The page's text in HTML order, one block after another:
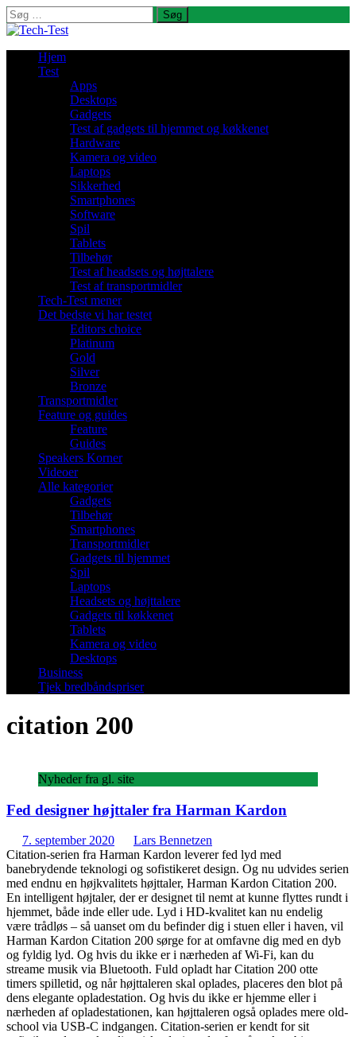
Søg
efter:
Hjem
Test
Apps
Desktops
Gadgets
Test af gadgets til hjemmet og køkkenet
Hardware
Kamera og video
Laptops
Sikkerhed
Smartphones
Software
Spil
Tablets
Tilbehør
Test af headsets og højttalere
Test af transportmidler
Tech-Test mener
Det bedste vi har testet
Editors choice
Platinum
Gold
Silver
Bronze
Transportmidler
Feature og guides
Feature
Guides
Speakers Korner
Videoer
Alle kategorier
Gadgets
Tilbehør
Smartphones
Transportmidler
Gadgets til hjemmet
Spil
Laptops
Headsets og højttalere
Gadgets til køkkenet
Tablets
Kamera og video
Desktops
Business
Tjek bredbåndspriser
citation 200
Nyheder fra gl. site
Fed designer højttaler fra Harman Kardon
7. september 2020
Lars Bennetzen
Citation-serien fra Harman Kardon leverer fed lyd med
banebrydende teknologi og sofistikeret design. Og nu udvides serien
med endnu en højkvalitets højttaler, Harman Kardon Citation 200.
En intelligent højtaler, der er designet til nemt at kunne flyttes rundt i
hjemmet, både inde eller ude. Lyd i HD-kvalitet kan nu endelig
være trådløs – så uanset om du befinder dig i stuen eller i haven, vil
Harman Kardon Citation 200 sørge for at omfavne dig med en dyb
og fyldig lyd. Og hvis du ikke er i nærheden af Wi-Fi, kan du
streame musik via Bluetooth. Fuld opladt har Citation 200 otte
timers spilletid, og når højttaleren skal oplades, placeres den blot på
dens elegante opladestation. Og hvis du ikke er hjemme eller i
nærheden af opladestationen, kan højttaleren også oplades mere old-
school via USB-C indgangen. Citation-serien er kendt for sit